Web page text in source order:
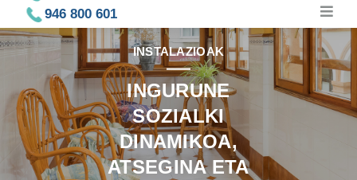
946 800 601
INSTALAZIOAK
INGURUNE
SOZIALKI
DINAMIKOA,
ATSEGINA ETA